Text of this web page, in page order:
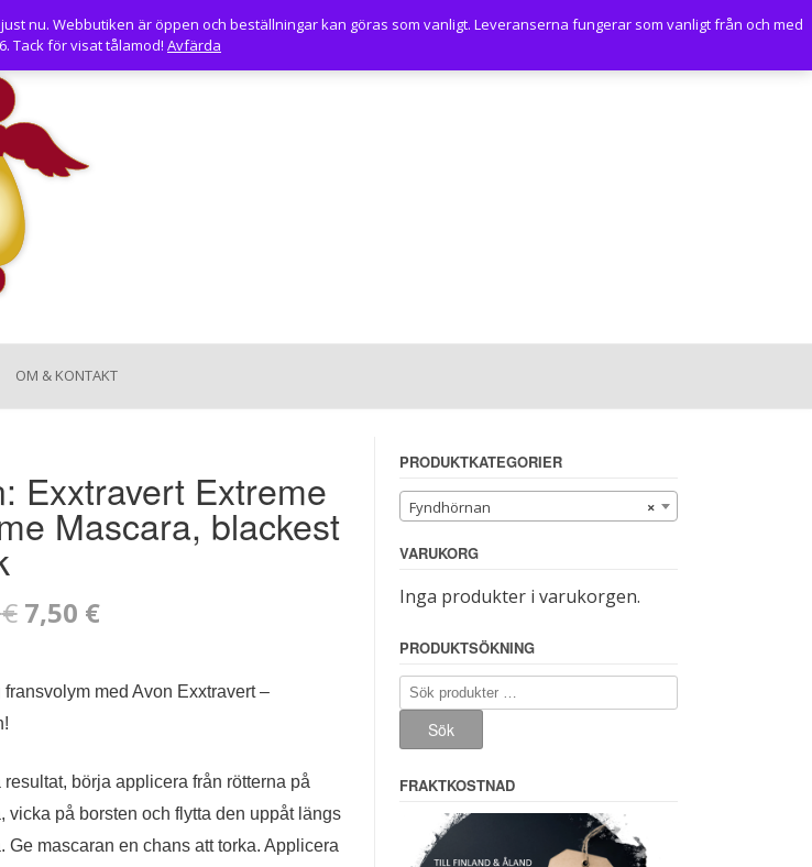
nu. Webbutiken är öppen och beställningar kan göras som vanligt. Leveranserna fungerar som vanligt från och med
Tack för visat tålamod! Avfärda
OM & KONTAKT
Exxtravert Extreme
Mascara, blackest
€ Det
priset
11,50 €.
7,50 €Det
priset
7,50 €.
fransvolym med Avon Exxtravert –
resultat, börja applicera från rötterna på
vicka på borsten och flytta den uppåt längs
Ge mascaran en chans att torka. Applicera
PRODUKTKATEGORIER
×
Fyndhörnan
VARUKORG
Inga produkter i varukorgen.
PRODUKTSÖKNING
Sök
efter:
Sök
FRAKTKOSTNAD